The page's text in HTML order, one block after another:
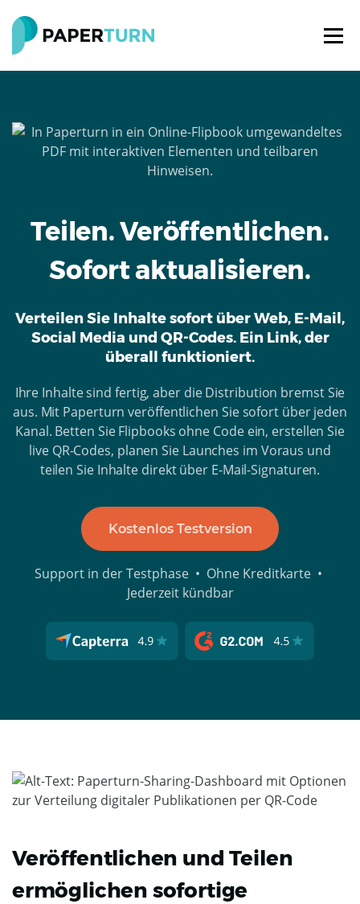
Teilen. Veröffentlichen.
Sofort aktualisieren.
Verteilen Sie Inhalte sofort über Web, E-Mail,
Social Media und QR-Codes. Ein Link, der
überall funktioniert.
Ihre Inhalte sind fertig, aber die Distribution bremst Sie
aus. Mit Paperturn veröffentlichen Sie sofort über jeden
Kanal. Betten Sie Flipbooks ohne Code ein, erstellen Sie
live QR-Codes, planen Sie Launches im Voraus und
teilen Sie Inhalte direkt über E-Mail-Signaturen.
Kostenlos Testversion
Support in der Testphase • Ohne Kreditkarte •
Jederzeit kündbar
Veröffentlichen und Teilen
ermöglichen sofortige